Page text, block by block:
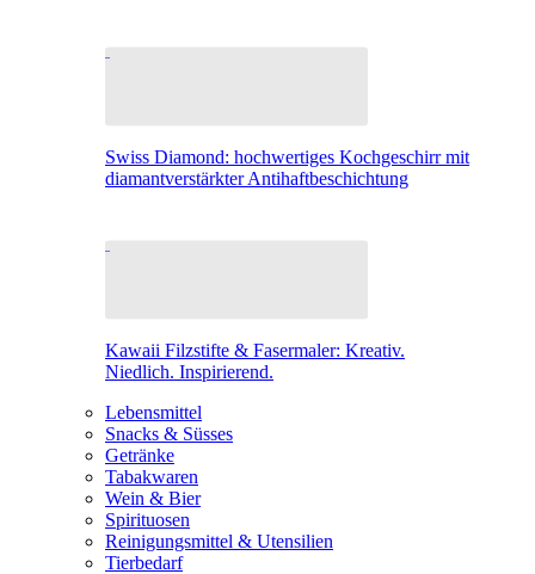
Swiss Diamond: hochwertiges Kochgeschirr mit
diamantverstärkter Antihaftbeschichtung
Kawaii Filzstifte & Fasermaler: Kreativ.
Niedlich. Inspirierend.
Lebensmittel
Snacks & Süsses
Getränke
Tabakwaren
Wein & Bier
Spirituosen
Reinigungsmittel & Utensilien
Tierbedarf